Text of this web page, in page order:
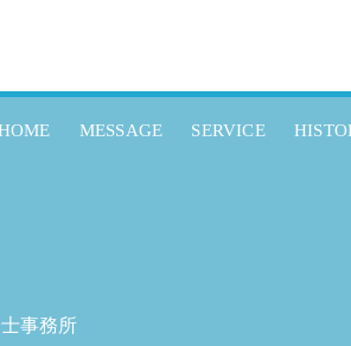
MESSAGE SERVICE
事務所